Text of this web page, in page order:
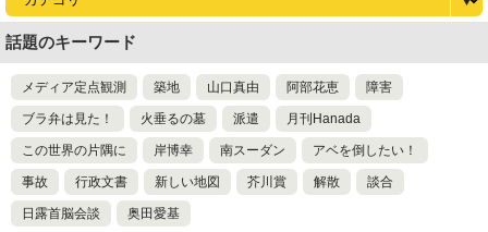
話題のキーワード
メディア定点観測 築地 山口真由 阿部花恵 障害
ブラ弁は見た！ 火垂るの墓 派遣 月刊Hanada
この世界の片隅に 岸博幸 南スーダン アベを倒したい！
事故 行政文書 新しい地図 芥川賞 解散 談合
日露首脳会談 奥田愛基